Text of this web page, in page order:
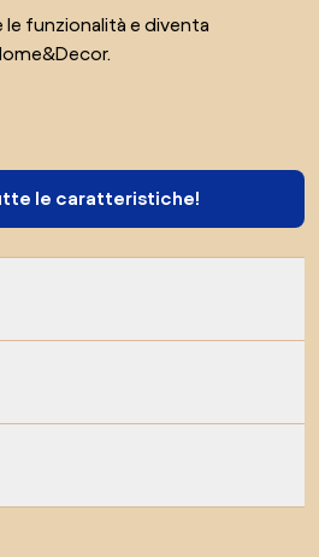
funzionalità e diventa
le caratteristiche!